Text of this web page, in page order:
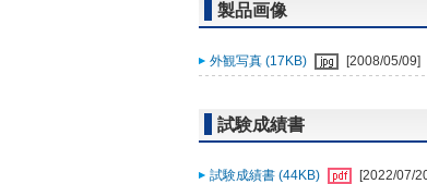
製品画像
外観写真 (17KB) [2008/05/09]
試験成績書
試験成績書 (44KB) [2022/07/